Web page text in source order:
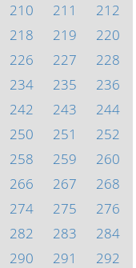
210 211
212
218 219
220
226 227
228
234 235
236
242 243
244
250 251
252
258 259
260
266 267
268
274 275
276
282 283
284
290 291
292